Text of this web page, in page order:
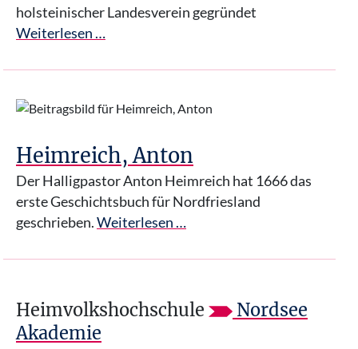
holsteinischer Landesverein gegründet
Weiterlesen …
Heimreich, Anton
Der Halligpastor Anton Heimreich hat 1666 das
erste Geschichtsbuch für Nordfriesland
geschrieben.Weiterlesen …
Heimvolkshochschule
Nordsee
Akademie